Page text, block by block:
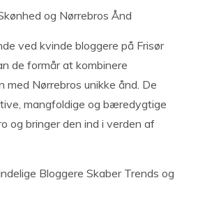
og Nørrebros Ånd
ved kvinde bloggere på Frisør
de formår at kombinere
med Nørrebros unikke ånd. De
mangfoldige og bæredygtige
og bringer den ind i verden af
Bloggere Skaber Trends og